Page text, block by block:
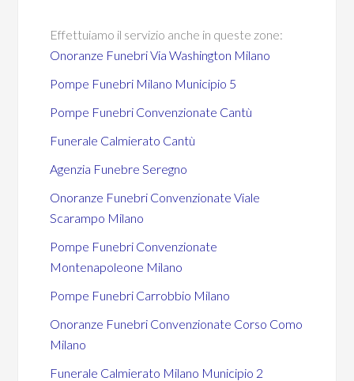
Effettuiamo il servizio anche in queste zone:
Onoranze Funebri Via Washington Milano
Pompe Funebri Milano Municipio 5
Pompe Funebri Convenzionate Cantù
Funerale Calmierato Cantù
Agenzia Funebre Seregno
Onoranze Funebri Convenzionate Viale
Scarampo Milano
Pompe Funebri Convenzionate
Montenapoleone Milano
Pompe Funebri Carrobbio Milano
Onoranze Funebri Convenzionate Corso Como
Milano
Funerale Calmierato Milano Municipio 2